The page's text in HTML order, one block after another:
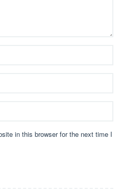
in this browser for the next time I